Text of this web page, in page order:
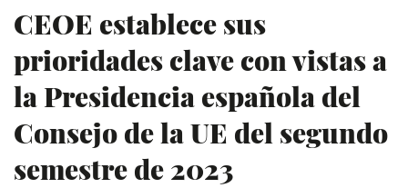
CEOE establece sus
prioridades clave con vistas a
la Presidencia española del
Consejo de la UE del segundo
semestre de 2023